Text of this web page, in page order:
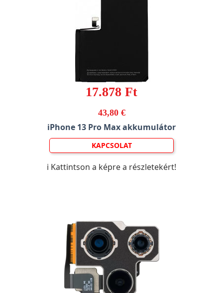
17.878 Ft
43,80 €
iPhone 13 Pro Max akkumulátor
KAPCSOLAT
ℹ️ Kattintson a képre a részletekért!